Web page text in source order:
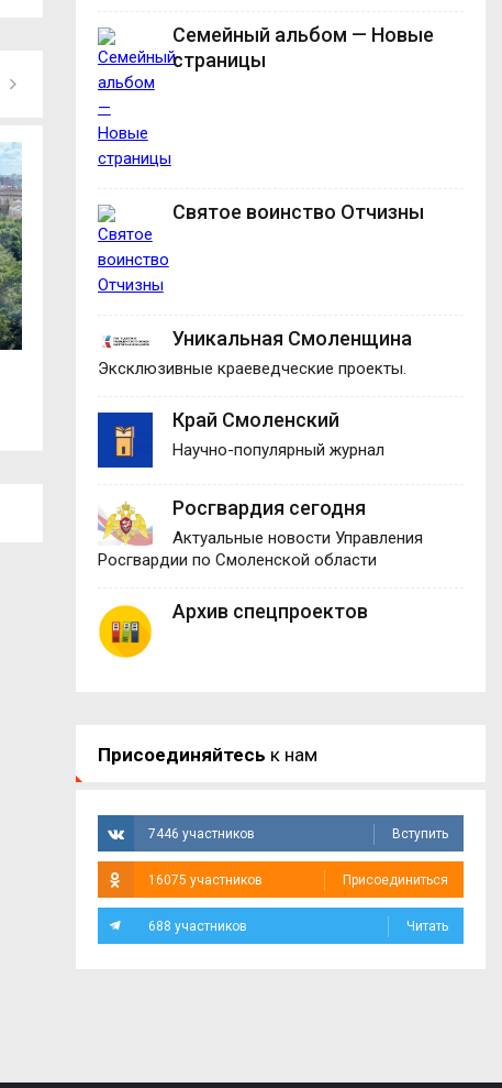
В Демидовском округе вручили
В центре
Семейный альбом — Новые
страницы
Святое воинство Отчизны
Уникальная Смоленщина
Эксклюзивные краеведческие проекты.
Край Смоленский
Научно-популярный журнал
Росгвардия сегодня
Актуальные новости Управления
Росгвардии по Смоленской области
Архив спецпроектов
Присоединяйтесь к нам
7446 участников Вступить
16075 участников Присоединиться
688 участников Читать